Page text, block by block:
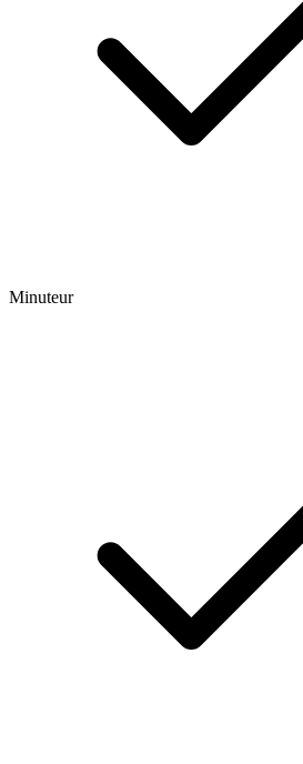
Minuteur